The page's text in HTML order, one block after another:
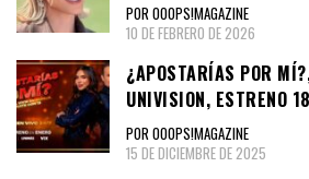
POR OOOPS!MAGAZINE
10 DE FEBRERO DE 2026
¿APOSTARÍAS POR
UNIVISION, ESTRENO
POR OOOPS!MAGAZINE
15 DE DICIEMBRE DE 2025